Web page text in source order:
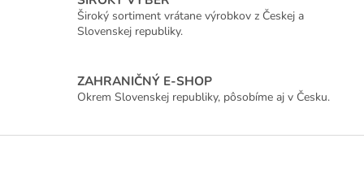
Široký sortiment vrátane výrobkov z Českej a
Slovenskej republiky.
ZAHRANIČNÝ E-SHOP
Okrem Slovenskej republiky, pôsobíme aj v Česku.
Z